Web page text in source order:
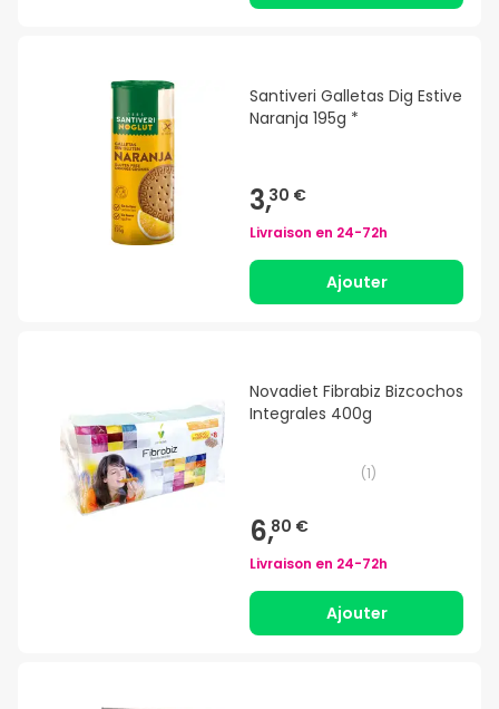
Santiveri Galletas Dig Estive
Naranja 195g *
3,30 €
Livraison en 24-72h
Ajouter
Novadiet Fibrabiz Bizcochos
Integrales 400g
(1)
6,80 €
Livraison en 24-72h
Ajouter